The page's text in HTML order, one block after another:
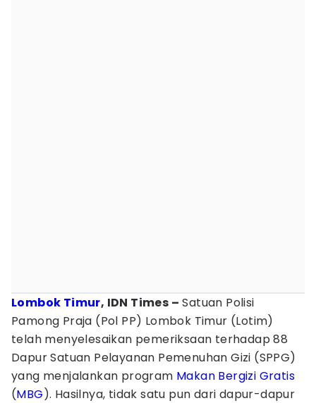
Lombok Timur, IDN Times – Satuan Polisi
Pamong Praja (Pol PP) Lombok Timur (Lotim)
telah menyelesaikan pemeriksaan terhadap 88
Dapur Satuan Pelayanan Pemenuhan Gizi (SPPG)
yang menjalankan program Makan Bergizi Gratis
(MBG). Hasilnya, tidak satu pun dari dapur-dapur